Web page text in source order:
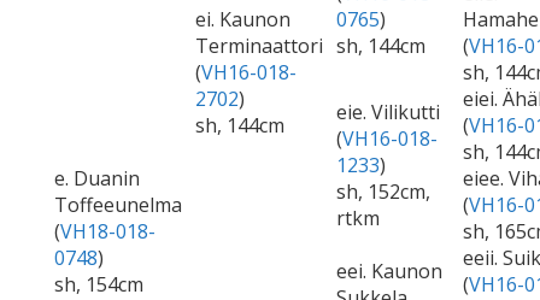
e. Duanin
Toffeeunelma
(VH18-018-
0748)
sh, 154cm
ei. Kaunon
Terminaattori
(VH16-018-
2702)
sh, 144cm
0765)
sh, 144cm
(VH16-
sh,
eie. Vilikutti
(VH16-018-
1233)
sh, 152cm,
rtkm
eiei.
(VH16-
sh,
eiee.
(VH16-
sh,
eei. Kaunon
eeii.
(VH16-